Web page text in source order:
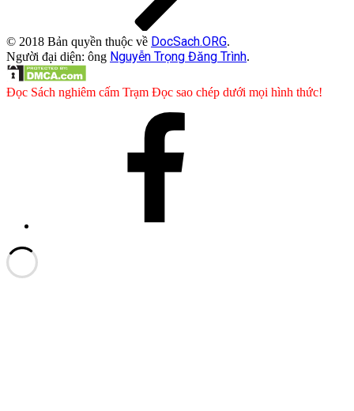
© 2018 Bản quyền thuộc về DocSach.ORG.
Người đại diện: ông Nguyễn Trọng Đăng Trình.
Đọc Sách nghiêm cấm Trạm Đọc sao chép dưới mọi hình thức!